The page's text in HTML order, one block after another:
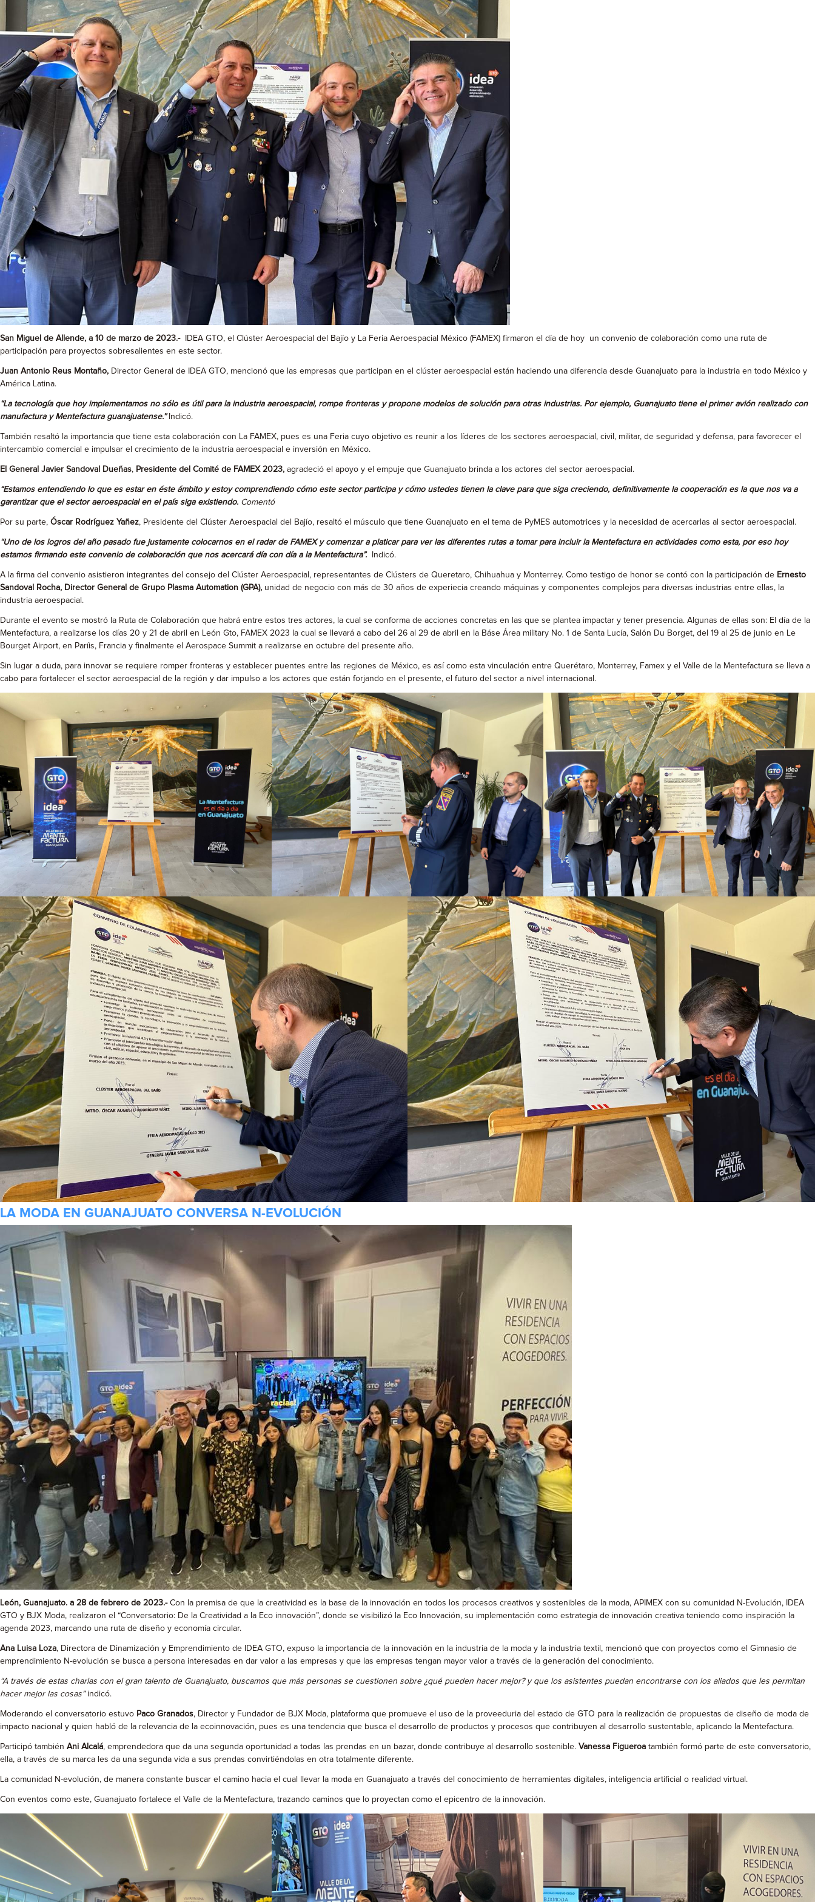
San Miguel de Allende, a 10 de marzo de 2023.-
IDEA GTO, el Clúster Aeroespacial del Bajío y La Feria Aeroespacial México (FAMEX) firmaron el día de hoy un convenio de colaboración como una ruta de
participación para proyectos sobresalientes en este sector.
Juan Antonio Reus Montaño, Director General de IDEA GTO, mencionó que las empresas que participan en el clúster aeroespacial están haciendo una diferencia desde Guanajuato para la industria en todo México y
América Latina.
“La tecnología que hoy implementamos no sólo es útil para la industria aeroespacial, rompe fronteras y propone modelos de solución para otras industrias. Por ejemplo, Guanajuato tiene el primer avión realizado con
manufactura y Mentefactura guanajuatense.”Indicó.
También resaltó la importancia que tiene esta colaboración con La FAMEX, pues es una Feria cuyo objetivo es reunir a los líderes de los sectores aeroespacial, civil, militar, de seguridad y defensa, para favorecer el
intercambio comercial e impulsar el crecimiento de la industria aeroespacial e inversión en México.
El General Javier Sandoval Dueñas, Presidente del Comité de FAMEX 2023, agradeció el apoyo y el empuje que Guanajuato brinda a los actores del sector aeroespacial.
“Estamos entendiendo lo que es estar en éste ámbito y estoy comprendiendo cómo este sector participa y cómo ustedes tienen la clave para que siga creciendo, definitivamente la cooperación es la que nos va a
garantizar que el sector aeroespacial en el país siga existiendo. Comentó
Por su parte, Óscar Rodríguez Yañez, Presidente del Clúster Aeroespacial del Bajío, resaltó el músculo que tiene Guanajuato en el tema de PyMES automotrices y la necesidad de acercarlas al sector aeroespacial.
“Uno de los logros del año pasado fue justamente colocarnos en el radar de FAMEX y comenzar a platicar para ver las diferentes rutas a tomar para incluir la Mentefactura en actividades como esta, por eso hoy
estamos firmando este convenio de colaboración que nos acercará día con día a la Mentefactura”.Indicó.
A la firma del convenio asistieron integrantes del consejo del Clúster Aeroespacial, representantes de Clústers de Queretaro, Chihuahua y Monterrey. Como testigo de honor se contó con la participación de Ernesto
Sandoval Rocha, Director General de Grupo Plasma Automation (GPA), unidad de negocio con más de 30 años de experiecia creando máquinas y componentes complejos para diversas industrias entre ellas, la
industria aeroespacial.
Durante el evento se mostró la Ruta de Colaboración que habrá entre estos tres actores, la cual se conforma de acciones concretas en las que se plantea impactar y tener presencia. Algunas de ellas son: El día de la
Mentefactura, a realizarse los días 20 y 21 de abril en León Gto, FAMEX 2023 la cual se llevará a cabo del 26 al 29 de abril en la Báse Área military No. 1 de Santa Lucía, Salón Du Borget, del 19 al 25 de junio en Le
Bourget Airport, en Paríis, Francia y finalmente el Aerospace Summit a realizarse en octubre del presente año.
Sin lugar a duda, para innovar se requiere romper fronteras y establecer puentes entre las regiones de México, es así como esta vinculación entre Querétaro, Monterrey, Famex y el Valle de la Mentefactura se lleva a
cabo para fortalecer el sector aeroespacial de la región y dar impulso a los actores que están forjando en el presente, el futuro del sector a nivel internacional.
LA MODA EN GUANAJUATO CONVERSA N-EVOLUCIÓN
León, Guanajuato. a 28 de febrero de 2023.- Con la premisa de que la creatividad es la base de la innovación en todos los procesos creativos y sostenibles de la moda, APIMEX con su comunidad N-Evolución, IDEA
GTO y BJX Moda, realizaron el “Conversatorio: De la Creatividad a la Eco innovación”, donde se visibilizó la Eco Innovación, su implementación como estrategia de innovación creativa teniendo como inspiración la
agenda 2023, marcando una ruta de diseño y economía circular.
Ana Luisa Loza, Directora de Dinamización y Emprendimiento de IDEA GTO, expuso la importancia de la innovación en la industria de la moda y la industria textil, mencionó que con proyectos como el Gimnasio de
emprendimiento N-evolución se busca a persona interesadas en dar valor a las empresas y que las empresas tengan mayor valor a través de la generación del conocimiento.
“A través de estas charlas con el gran talento de Guanajuato, buscamos que más personas se cuestionen sobre ¿qué pueden hacer mejor? y que los asistentes puedan encontrarse con los aliados que les permitan
hacer mejor las cosas”indicó.
Moderando el conversatorio estuvo Paco Granados, Director y Fundador de BJX Moda, plataforma que promueve el uso de la proveeduria del estado de GTO para la realización de propuestas de diseño de moda de
impacto nacional y quien habló de la relevancia de la ecoinnovación, pues es una tendencia que busca el desarrollo de productos y procesos que contribuyen al desarrollo sustentable, aplicando la Mentefactura.
Participó también Ani Alcalá, emprendedora que da una segunda oportunidad a todas las prendas en un bazar, donde contribuye al desarrollo sostenible. Vanessa Figueroa también formó parte de este conversatorio,
ella, a través de su marca les da una segunda vida a sus prendas convirtiéndolas en otra totalmente diferente.
La comunidad N-evolución, de manera constante buscar el camino hacia el cual llevar la moda en Guanajuato a través del conocimiento de herramientas digitales, inteligencia artificial o realidad virtual.
Con eventos como este, Guanajuato fortalece el Valle de la Mentefactura, trazando caminos que lo proyectan como el epicentro de la innovación.